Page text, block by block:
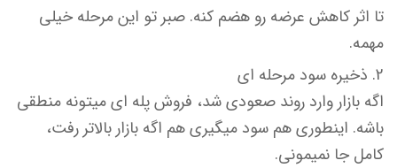
تا اثر کاهش عرضه رو هضم کنه. صبر تو این مرحله خیلی
مهمه.
ذخیره سود مرحله ای
اگه بازار وارد روند صعودی شد، فروش پله ای میتونه منطقی
باشه. اینطوری هم سود میگیری هم اگه بازار بالاتر رفت،
کامل جا نمیمونی.